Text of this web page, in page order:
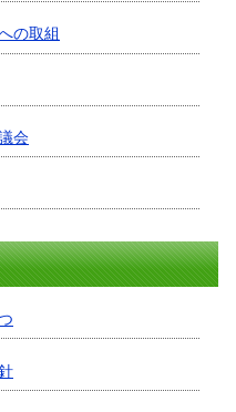
の取組
会